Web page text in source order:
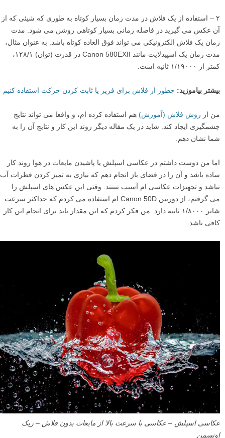
۲ – استفاده از یک فلاش در مدت زمان بسیار کوتاه به طوری که شیئی که از
آن عکس می گیرید در فاصله زمانی بسیار کوتاهی روشن می شود. مدت
زمان یک فلاش الکترونیکی می تواند فوق العاده کوتاه باشد. به عنوان مثال،
مدت زمان یک اسپیدلایت مانند Canon 580EXII در قدرت (توان) ۱۲۸/۱،
کمتر از ۱/۱۹۰۰۰ ثانیه است.
بیشتر بیاموزید: چطور از فلاش برای فریز یا ثابت کردن حرکت استفاده کنیم
من از روش فلاش (آموزش) هم استفاده کرده ام، و واقعا می تواند نتایج
چشمگیری ایجاد کند. شاید در یک مقاله دیگر روند این کار و نتایج آن را به
شما نشان دهم.
اما من دوست داشتم در عکاسی اسپلش یا پاشیدن مایعات در هوا روند کار
ساده باشد و آن را در فضای باز انجام دهم که نیازی به تمیز کردن قطرات آب
نباشد و تجهیزات عکاسی ام آسیب نبینند. وقتی این عکس های اسپلش را
می گرفتم، از دوربین Canon 50D ام استفاده می کردم که حداکثر سرعت
شاتر ۱/۸۰۰۰ ثانیه دارد. من فکر کردم که این مقدار باید برای انجام این کار
کافی باشد.
عکاسی اسپلش – عکاسی با سرعت بالا از مایعات بدون فلاش – ریک
اونسمن